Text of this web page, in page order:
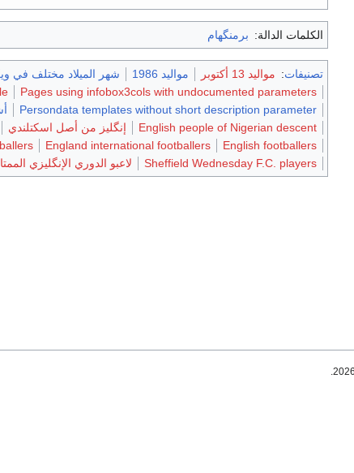
الكلمات الدالة: برمنگهام
تصنيفات: مواليد 13 أكتوبر مواليد 1986 شهر الميلاد مختلف في
Pages using infobox3cols with undocumented parameters
Persondata templates without short description parameter
English people of Nigerian descent
إنگليز من أصل اسكتلندي
English footballers
England international footballers
Sheffield Wednesday F.C. players
لاعبو الدوري الإنگليزي